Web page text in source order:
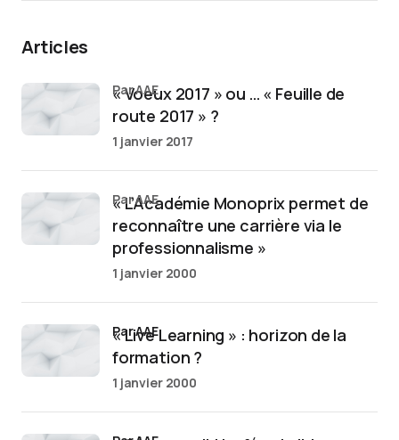
Articles
« Voeux 2017 » ou … « Feuille de
route 2017 » ?
par AAE
1 janvier 2017
« L’Académie Monoprix permet de
reconnaître une carrière via le
professionnalisme »
par AAE
1 janvier 2000
« Live Learning » : horizon de la
formation ?
par AAE
1 janvier 2000